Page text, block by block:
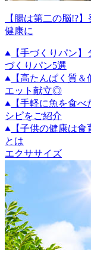
【腸は第二の脳!?
健康に
【手づくりパン
づくりパン5選
【高たんぱく質
エット献立◎
【手軽に魚を食
シピをご紹介
【子供の健康は
とは
エクササイズ